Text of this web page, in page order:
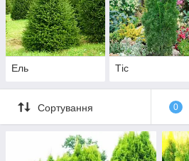
Ель Тіс
Сортування 0